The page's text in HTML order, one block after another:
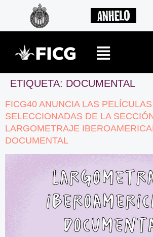
ETIQUETA: DOCUMENTAL
FICG40 ANUNCIA LAS PELÍCULAS
SELECCIONADAS DE LA
LARGOMETRAJE
DOCUMENTAL